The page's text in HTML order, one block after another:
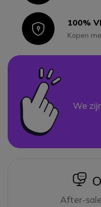
Icon100%
Kopen
We
After-